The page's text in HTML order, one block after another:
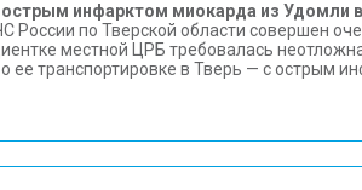
острым инфарктом миокарда из Удомли
по Тверской области совершен
местной ЦРБ требовалась
транспортировке в Тверь — с острым